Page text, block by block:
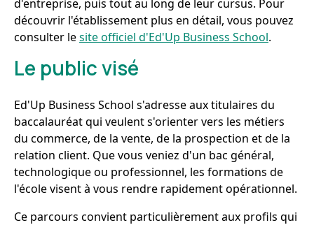
d'entreprise, puis tout au long de leur cursus. Pour
découvrir l'établissement plus en détail, vous pouvez
consulter lesite officiel d'Ed'Up Business School.
Le public visé
Ed'Up Business School s'adresse aux titulaires du
baccalauréat qui veulent s'orienter vers les métiers
du commerce, de la vente, de la prospection et de la
relation client. Que vous veniez d'un bac général,
technologique ou professionnel, les formations de
l'école visent à vous rendre rapidement opérationnel.
Ce parcours convient particulièrement aux profils qui